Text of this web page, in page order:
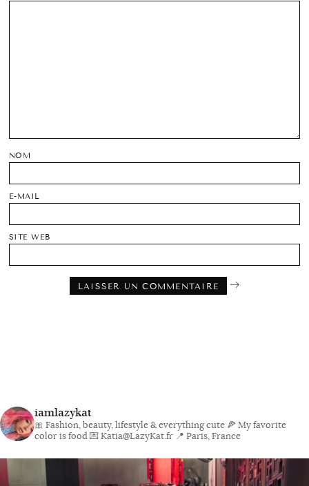
NOM
E-MAIL
SITE WEB
iamlazykat
🎀 Fashion, beauty, lifestyle & everything cute 🍕 My favorite
color is food💌 Katia@LazyKat.fr 📍 Paris, France